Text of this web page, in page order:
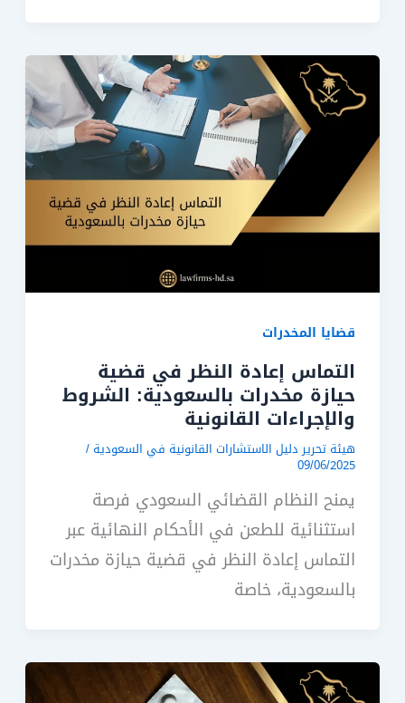
قضايا المخدرات
التماس إعادة النظر في قضية
حيازة مخدرات بالسعودية: الشروط
والإجراءات القانونية
هيئة تحرير دليل الاستشارات القانونية في السعودية /
09/06/2025
يمنح النظام القضائي السعودي فرصة
استثنائية للطعن في الأحكام النهائية عبر
التماس إعادة النظر في قضية حيازة مخدرات
بالسعودية، خاصة